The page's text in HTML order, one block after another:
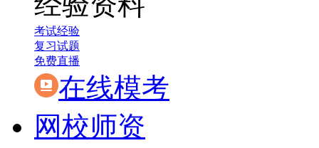
考试经验
复习试题
免费直播
在线模考
网校师资